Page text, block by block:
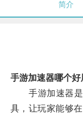
简介
手游加速器哪个好
手游加速器是
具，让玩家能够